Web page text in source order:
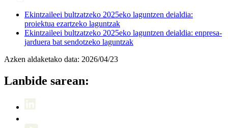
Ekintzaileei bultzatzeko 2025eko laguntzen deialdia:
proiektua ezartzeko laguntzak
Ekintzaileei bultzatzeko 2025eko laguntzen deialdia: enpresa-
jarduera bat sendotzeko laguntzak
Azken aldaketako data: 2026/04/23
Lanbide sarean: